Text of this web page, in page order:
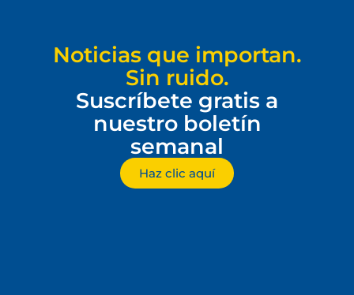
Noticias que importan.
Sin ruido.
Suscríbete gratis a
nuestro boletín
semanal
Haz clic aquí